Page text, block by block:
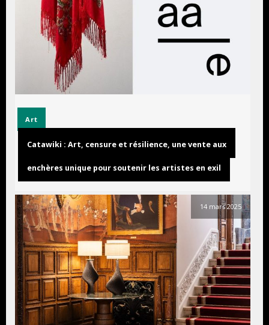
Art
Catawiki : Art, censure et résilience, une vente aux
enchères unique pour soutenir les artistes en exil
14 mars 2025